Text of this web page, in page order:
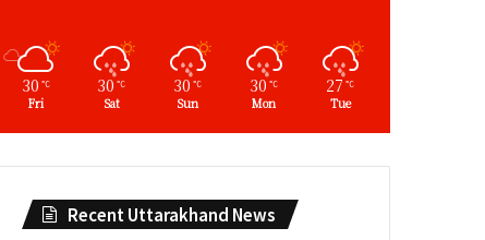
30 ℃
Fri
30 ℃
Sat
30 ℃
Sun
30 ℃
Mon
27 ℃
Tue
Recent Uttarakhand News